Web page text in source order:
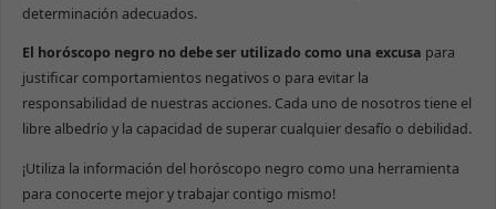
determinación adecuados.
El horóscopo negro no debe ser utilizado como una excusa para
justificar comportamientos negativos o para evitar la
responsabilidad de nuestras acciones. Cada uno de nosotros tiene el
libre albedrío y la capacidad de superar cualquier desafío o debilidad.
¡Utiliza la información del horóscopo negro como una herramienta
para conocerte mejor y trabajar contigo mismo!